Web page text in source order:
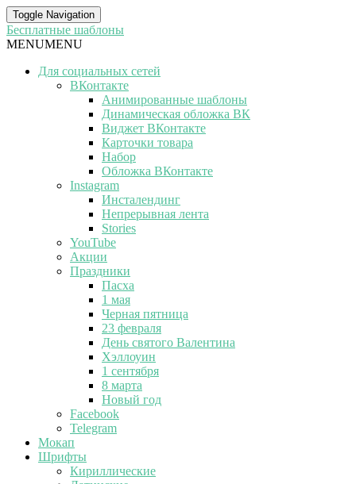
Toggle Navigation
Бесплатные шаблоны
MENUMENU
Для социальных сетей
ВКонтакте
Анимированные шаблоны
Динамическая обложка ВК
Виджет ВКонтакте
Карточки товара
Набор
Обложка ВКонтакте
Instagram
Инсталендинг
Непрерывная лента
Stories
YouTube
Акции
Праздники
Пасха
1 мая
Черная пятница
23 февраля
День святого Валентина
Хэллоуин
1 сентября
8 марта
Новый год
Facebook
Telegram
Мокап
Шрифты
Кириллические